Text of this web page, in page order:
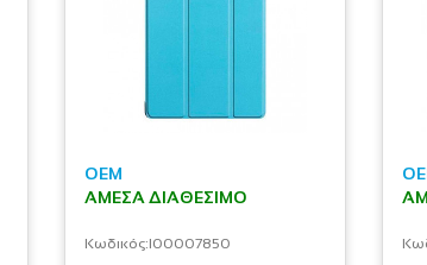
OEM
ΆΜΕΣΑ ΔΙΑΘΈΣΙΜΟ
Κωδικός:I00007850